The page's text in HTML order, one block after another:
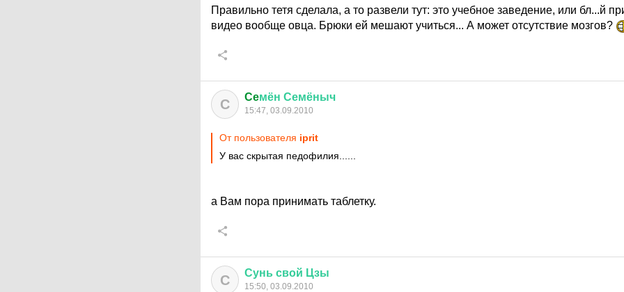
Правильно тетя сделала, а то развели тут: это учебное заведение, или бл...й
видео вообще овца. Брюки ей мешают учиться... А может отсутствие мозгов?
C Ceмён Семёныч
15:47, 03.09.2010
От пользователя iprit
У вас скрытая педофилия......
а Вам пора принимать таблетку.
С Сунь свой Цзы
15:50, 03.09.2010